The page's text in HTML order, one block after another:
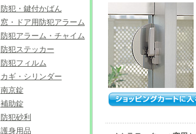
防犯・鍵付かばん
窓・ドア用防犯アラーム
防犯アラーム・チャイム
防犯ステッカー
防犯フィルム
カギ・シリンダー
南京錠
補助錠
防犯砂利
護身用品